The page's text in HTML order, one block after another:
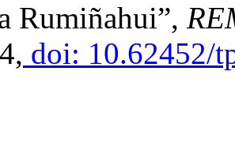
Rumiñahui”,
doi: 10.62452/